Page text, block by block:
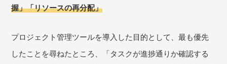
握」「リソースの再分配」
プロジェクト管理ツールを導入した目的として、最も優先
したことを尋ねたところ、「タスクが進捗通りか確認する